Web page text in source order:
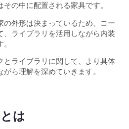
の中に配置される家具です。
の外形は決まっているため、コー
、ライブラリを活用しながら内装
とライブラリに関して、より具体
ら理解を深めていきます。
は